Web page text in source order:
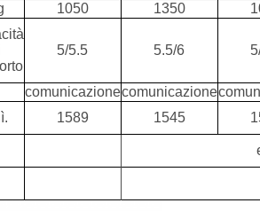
1050 1350
5/5.5 5.5/6
comunicazionecomunicazione
1589 1545